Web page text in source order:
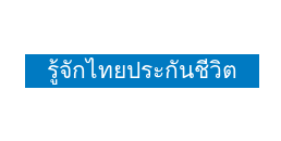
รู้จักไทยประกันชีวิต